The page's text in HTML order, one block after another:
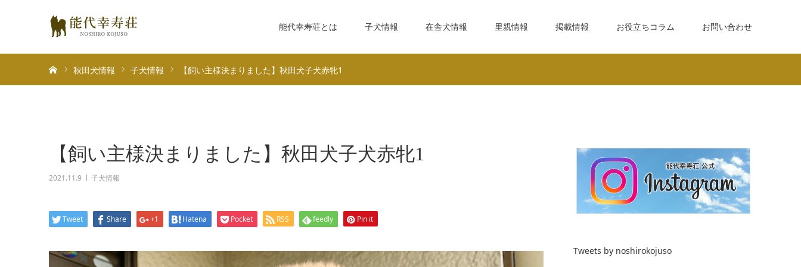
能代幸寿荘とは 子犬情報 在舎犬情報 里親情報 掲載情報 お役立ちコラム お問い合わせ
秋田犬情報 子犬情報 【飼い主様決まりました】秋田犬子犬赤牝1
【飼い主様決まりました】秋田犬子犬赤牝1
2021.11.9 子犬情報
Tweet Share +1 Hatena Pocket RSS feedly Pin it
Tweets by noshirokojuso